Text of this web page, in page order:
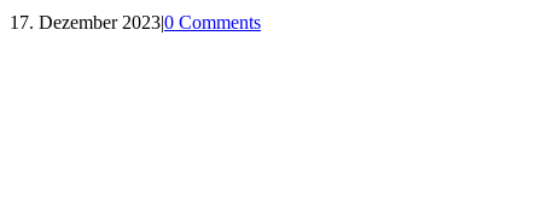
17. Dezember 2023|0 Comments